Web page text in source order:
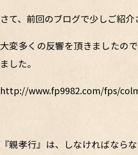
さて、前回のブログで少しご紹
大変多くの反響を頂きましたの
ました。
http://www.fp9982.com/fps/
『親孝行』は、しなければなら